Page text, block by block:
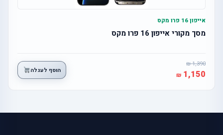
אייפון 16 פרו מקס
מסך מקורי אייפון 16 פרו מקס
1,390
1,150 הוסף לעגלה